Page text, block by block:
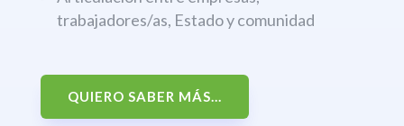
trabajadores/as, Estado y comunidad
QUIERO SABER MÁS...